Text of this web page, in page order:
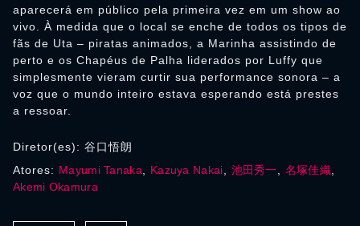
aparecerá em público pela primeira vez em um show ao
vivo. À medida que o local se enche de todos os tipos de
fãs de Uta – piratas animados, a Marinha assistindo de
perto e os Chapéus de Palha liderados por Luffy que
simplesmente vieram curtir sua performance sonora – a
voz que o mundo inteiro estava esperando está prestes
a ressoar.
Diretor(es): 谷口悟朗
Atores: Mayumi Tanaka Kazuya Nakai 池田秀一 名塚佳織,
Akemi Okamura